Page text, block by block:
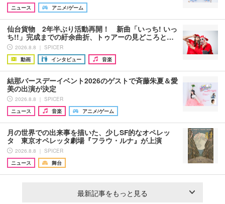
ニュース
アニメ/ゲーム
仙台貨物 2年半ぶり活動再開！ 新曲「いっち! いっ
ち!!」完成までの紆余曲折、トゥアーの見どころと…
2026.8.8 ｜ SPICER
動画
インタビュー 音楽
結那バースデーイベント2026のゲストで斉藤朱夏＆愛
美の出演が決定
2026.8.8 ｜ SPICER
ニュース
音楽 アニメ/ゲーム
月の世界での出来事を描いた、少しSF的なオペレッ
タ 東京オペレッタ劇場『フラウ・ルナ』が上演
2026.8.8 ｜ SPICER
ニュース
舞台
最新記事をもっと見る